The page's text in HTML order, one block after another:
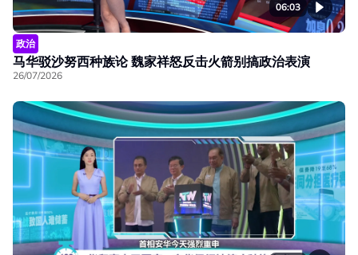
06:03
政治
马华驳沙努西种族论 魏家祥怒反击火箭别搞政治表演
26/07/2026